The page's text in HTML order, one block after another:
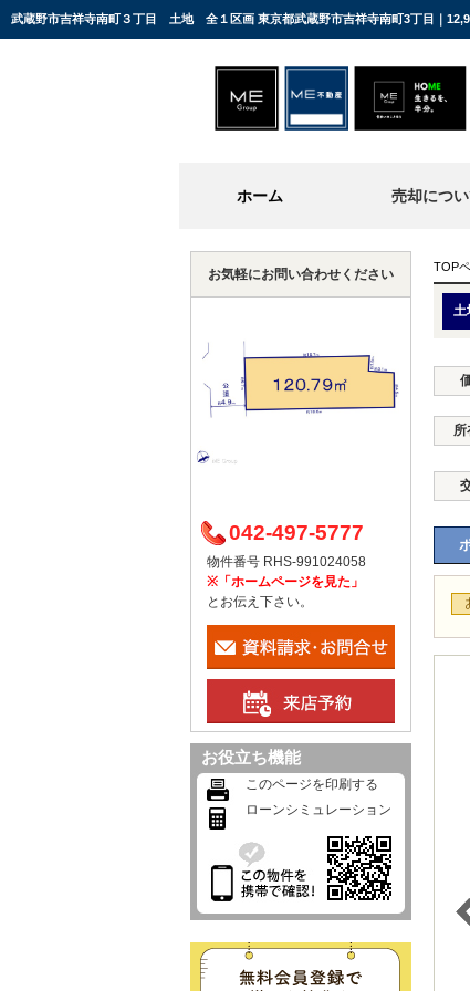
武蔵野市吉祥寺南町３丁目 土地 全１区画 東京都武蔵野市吉祥寺南町3丁目｜
ホーム 売却につ
TOP
土
所
お気軽にお問い合わせください
042-497-5777
物件番号 RHS-991024058
※「ホームページを見た」
とお伝え下さい。
お役立ち機能
このページを印刷する
ローンシミュレーション